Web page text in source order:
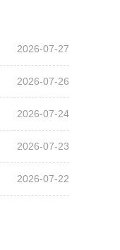
2026-07-27
2026-07-26
2026-07-24
2026-07-23
2026-07-22